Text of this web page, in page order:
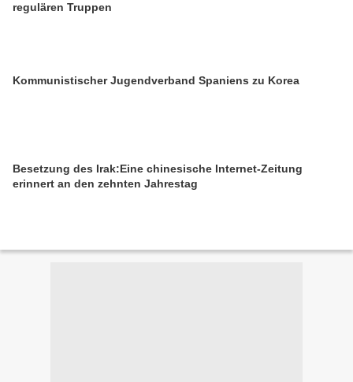
regulären Truppen
Kommunistischer Jugendverband Spaniens zu Korea
Besetzung des Irak:Eine chinesische Internet-Zeitung
erinnert an den zehnten Jahrestag